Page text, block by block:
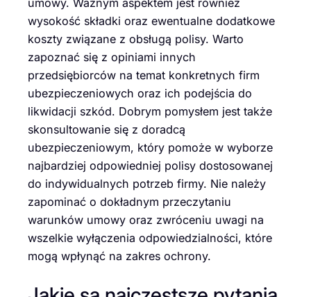
umowy. Ważnym aspektem jest również
wysokość składki oraz ewentualne dodatkowe
koszty związane z obsługą polisy. Warto
zapoznać się z opiniami innych
przedsiębiorców na temat konkretnych firm
ubezpieczeniowych oraz ich podejścia do
likwidacji szkód. Dobrym pomysłem jest także
skonsultowanie się z doradcą
ubezpieczeniowym, który pomoże w wyborze
najbardziej odpowiedniej polisy dostosowanej
do indywidualnych potrzeb firmy. Nie należy
zapominać o dokładnym przeczytaniu
warunków umowy oraz zwróceniu uwagi na
wszelkie wyłączenia odpowiedzialności, które
mogą wpłynąć na zakres ochrony.